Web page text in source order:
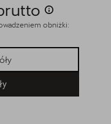
obniżki: